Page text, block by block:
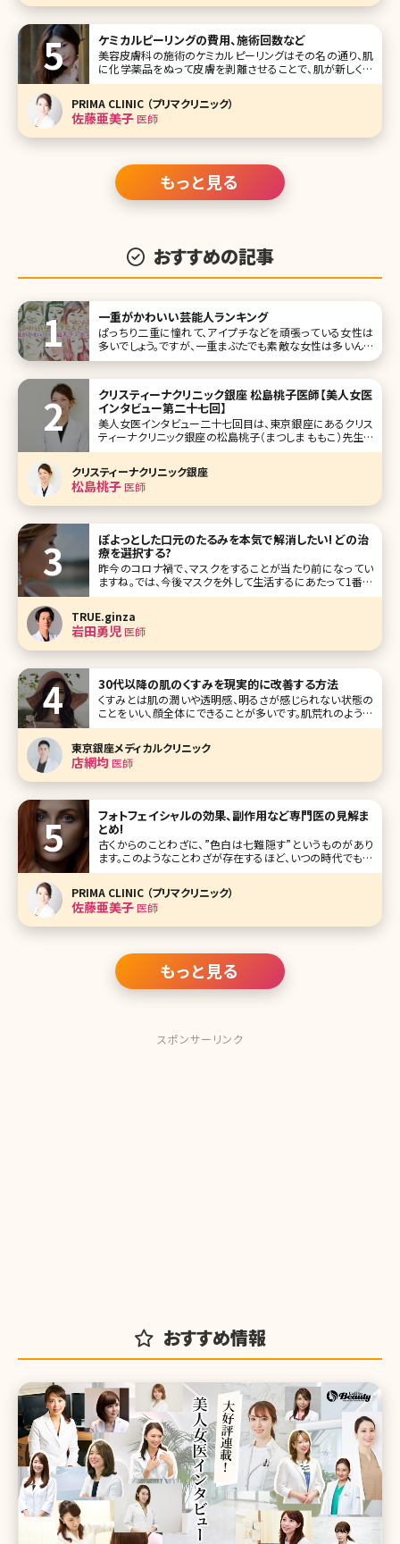
ケミカルピーリングの費用、施術回数など
美容皮膚科の施術のケミカルピーリングはその名の通り、肌
に化学薬品をぬって皮膚を剥離させることで、肌が新しく生
まれ変わる機能を促進させ、トラブルを改善する方法です。最
近は家庭でできるケミカルピーリングのキットも販売されて
いますが、そもそもケミカルピーリングとはどんな薬剤を使
用しているのでしょうか?ど
PRIMA CLINIC （プリマクリニック）
佐藤亜美子医師
もっと見る
おすすめの記事
一重がかわいい芸能人ランキング
ぱっちり二重に憧れて、アイプチなどを頑張っている女性は
多いでしょう。ですが、一重まぶたでも素敵な女性は多いんで
すよ!芸能人、女優にも美人やかわいいというキャラクターで、
い女性芸能人をランキング形式でご紹介していきましょう。 第
1位
クリスティーナクリニック銀座 松島桃子医師【美人女医
インタビュー第二十七回】
美人女医インタビュー二十七回目は、東京銀座にあるクリス
ティーナクリニック銀座の松島桃子（まつしま ももこ）先生で
す。 2018年6月オープンのクリニックの院長に就任された松
島先生は、元々は総合病院で麻酔を担当されていました。あ
るとき、ご自身も美容医療を経験したことがきっかけで、その
虜になり、麻酔科
クリスティーナクリニック銀座
松島桃子医師
ぽよっとした口元のたるみを本気で解消したい! どの治
療を選択する?
昨今のコロナ禍で、マスクをすることが当たり前になってい
ますね。では、今後マスクを外して生活するにあたって1番気
になるのは目の下からフェイスラインまでの中顔面及び下
顔面です。特に、ほうれい線や口元のぽよっとしたたるみで悩
まれている方が多いです。ダイエットで改善すると思っても効
果がなかったり、そればかり
TRUE.ginza
岩田勇児医師
30代以降の肌のくすみを現実的に改善する方法
くすみとは肌の潤いや透明感、明るさが感じられない状態の
ことをいい、顔全体にできることが多いです。肌荒れのように
分かりやすい症状が出ることがなく、自分の肌がくすんでいる
と気づかず、症状が慢性化してしまうケースもあります。 くす
みにはさまざまなタイプがあり、原因によって対処方法も変
わってきま
東京銀座メディカルクリニック
店網均医師
フォトフェイシャルの効果、副作用など専門医の見解ま
とめ!
古くからのことわざに、”色白は七難隠す”というものがあり
ます。このようなことわざが存在するほど、いつの時代でも日
本人女性は美白を意識して生活してきたということなのでし
ょう。そして現代では”ヤマンバ”や”ガングロ”などが一部の
若い女性たちの間で流行ったこともありましたが、依然とし
て、抜けるような色
PRIMA CLINIC （プリマクリニック）
佐藤亜美子医師
もっと見る
スポンサーリンク
おすすめ情報